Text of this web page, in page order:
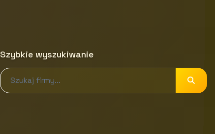
Szybkie wyszukiwanie